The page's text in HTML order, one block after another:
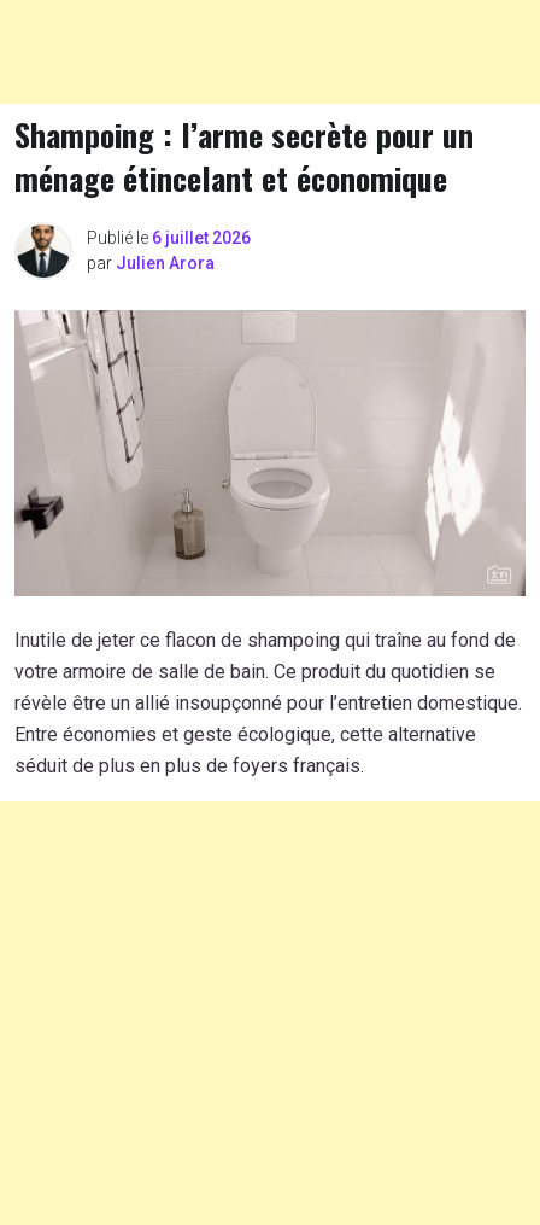
Shampoing : l’arme secrète pour un
ménage étincelant et économique
Publié le 6 juillet 2026
par Julien Arora
Inutile de jeter ce flacon de shampoing qui traîne au fond de
votre armoire de salle de bain. Ce produit du quotidien se
révèle être un allié insoupçonné pour l’entretien domestique.
Entre économies et geste écologique, cette alternative
séduit de plus en plus de foyers français.